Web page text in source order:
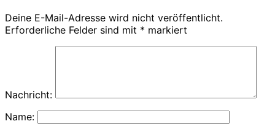
Deine E-Mail-Adresse wird nicht veröffentlicht.
Erforderliche Felder sind mit * markiert
Nachricht:
Name: